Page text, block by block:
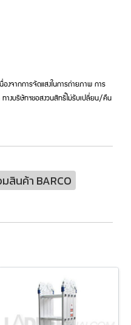
งจากการจัดแสงในการถ่ายภาพ การ
ทางบริษัทฯขอสงวนสิทธิ์ไม่รับเปลี่ยน/คืน
มสินค้า BARCO